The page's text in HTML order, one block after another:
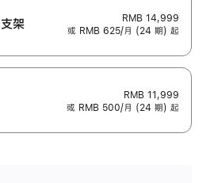
架
RMB 14,999
或 RMB 625/月 (24 期) 起
RMB 11,999
或 RMB 500/月 (24 期) 起